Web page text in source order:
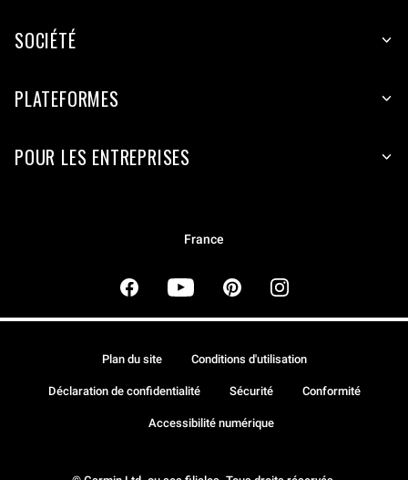
SOCIÉTÉ
PLATEFORMES
POUR LES ENTREPRISES
France
Plan du site Conditions d'utilisation
Déclaration de confidentialité Sécurité Conformité
Accessibilité numérique